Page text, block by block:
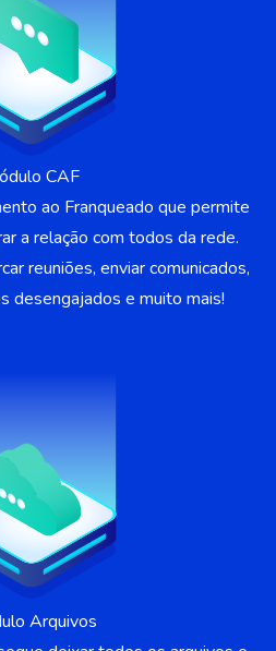
CAF
ao Franqueado que permite
a relação com todos da rede.
reuniões, enviar comunicados,
desengajados e muito mais!
Arquivos